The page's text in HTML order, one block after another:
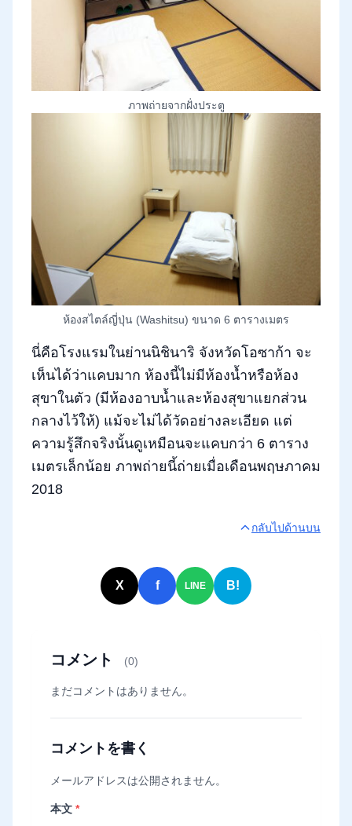
ภาพถ่ายจากฝั่งประตู
ห้องสไตล์ญี่ปุ่น (Washitsu) ขนาด 6 ตารางเมตร
นี่คือโรงแรมในย่านนิชินาริ จังหวัดโอซาก้า จะ
เห็นได้ว่าแคบมาก ห้องนี้ไม่มีห้องน้ำหรือห้อง
สุขาในตัว (มีห้องอาบน้ำและห้องสุขาแยกส่วน
กลางไว้ให้) แม้จะไม่ได้วัดอย่างละเอียด แต่
ความรู้สึกจริงนั้นดูเหมือนจะแคบกว่า 6 ตาราง
เมตรเล็กน้อย ภาพถ่ายนี้ถ่ายเมื่อเดือนพฤษภาคม
2018
กลับไปด้านบน
X f LINE B!
コメント (0)
まだコメントはありません。
コメントを書く
メールアドレスは公開されません。
本文 *